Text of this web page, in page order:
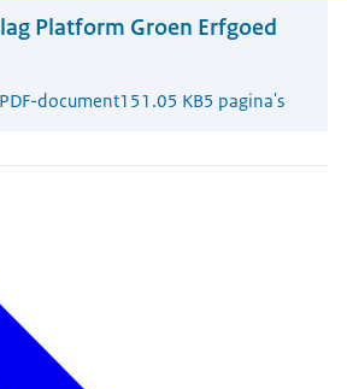
Platform Groen Erfgoed
PDF-document151.05 KB5 pagina's